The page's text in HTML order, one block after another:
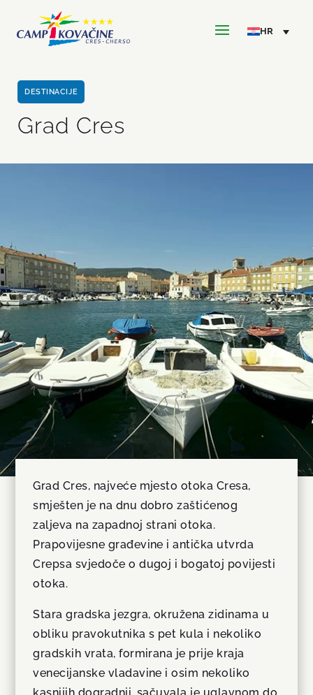
DESTINACIJE
Grad Cres
Grad Cres, najveće mjesto otoka Cresa,
smješten je na dnu dobro zaštićenog
zaljeva na zapadnoj strani otoka.
Prapovijesne građevine i antička utvrda
Crepsa svjedoče o dugoj i bogatoj povijesti
otoka.
Stara gradska jezgra, okružena zidinama u
obliku pravokutnika s pet kula i nekoliko
gradskih vrata, formirana je prije kraja
venecijanske vladavine i osim nekoliko